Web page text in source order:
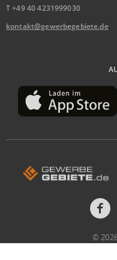
T +49 40 4231999030
kontakt@gewerbegebiete.de
©